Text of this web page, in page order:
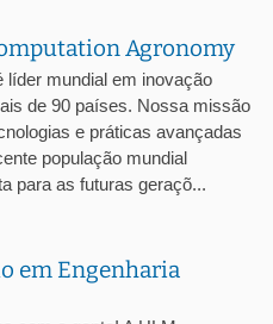
Agronomy
líder mundial em inovação
de 90 países. Nossa missão
e práticas avançadas
população mundial
para as futuras geraçõ...
em Engenharia